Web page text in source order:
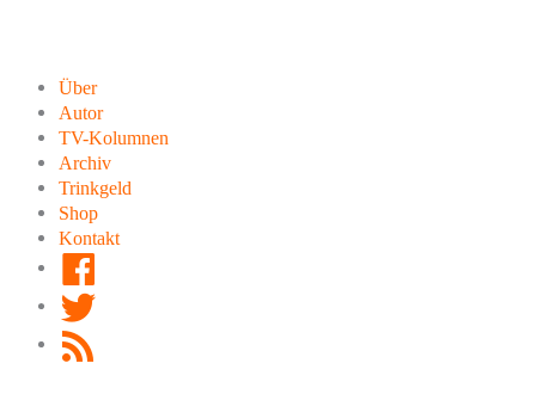
Über
Autor
TV-Kolumnen
Archiv
Trinkgeld
Shop
Kontakt